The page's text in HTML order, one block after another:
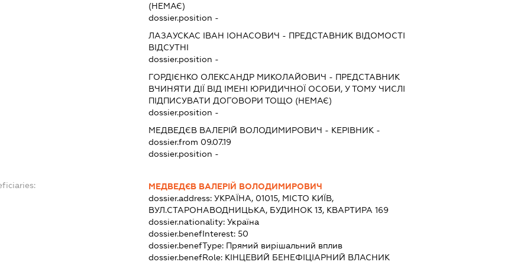
(НЕМАЄ)
dossier.position -
ЛАЗАУСКАС ІВАН ІОНАСОВИЧ - ПРЕДСТАВНИК ВІДОМОСТІ
ВІДСУТНІ
dossier.position -
ГОРДІЄНКО ОЛЕКСАНДР МИКОЛАЙОВИЧ - ПРЕДСТАВНИК
ВЧИНЯТИ ДІЇ ВІД ІМЕНІ ЮРИДИЧНОЇ ОСОБИ, У ТОМУ ЧИСЛІ
ПІДПИСУВАТИ ДОГОВОРИ ТОЩО (НЕМАЄ)
dossier.position -
МЕДВЕДЄВ ВАЛЕРІЙ ВОЛОДИМИРОВИЧ - КЕРІВНИК -
dossier.from 09.07.19
dossier.position -
МЕДВЕДЄВ ВАЛЕРІЙ ВОЛОДИМИРОВИЧ
dossier.address:УКРАЇНА, 01015, МІСТО КИЇВ,
ВУЛ.СТАРОНАВОДНИЦЬКА, БУДИНОК 13, КВАРТИРА 169
dossier.nationality:Україна
dossier.benefInterest:50
dossier.benefType: Прямий вирішальний вплив
dossier.benefRole: КІНЦЕВИЙ БЕНЕФІЦІАРНИЙ ВЛАСНИК